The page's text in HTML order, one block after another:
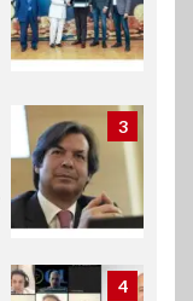
3
4